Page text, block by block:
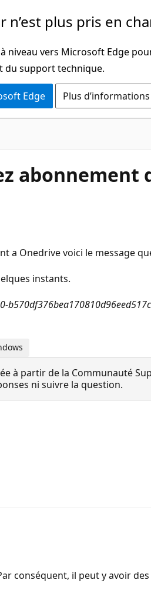
n’est plus pris en
niveau vers Microsoft Edge
du support technique.
Edge Plus
abonnement
a Onedrive voici le message
instants.
à partir de la Communauté
ni suivre la question.
conséquent, il peut y avoir